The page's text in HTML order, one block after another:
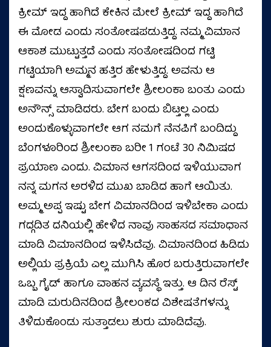
ಕ್ರೀಮ್ ಇದ್ದ ಹಾಗಿದೆ ಕೇಕಿನ ಮೇಲೆ ಕ್ರೀಮ್ ಇದ್ದ ಹಾಗಿದೆ
ಈ ಮೋಡ ಎಂದು ಸಂತೋಷಪಡುತ್ತಿದ್ದ. ನಮ್ಮ ವಿಮಾನ
ಆಕಾಶ ಮುಟ್ಟುತ್ತದೆ ಎಂದು ಸಂತೋಷದಿಂದ ಗಟ್ಟಿ
ಗಟ್ಟಿಯಾಗಿ ಅಮ್ಮನ ಹತ್ತಿರ ಹೇಳುತ್ತಿದ್ದ. ಅವನು ಆ
ಕ್ಷಣವನ್ನು ಆಸ್ವಾದಿಸುವಾಗಲೇ ಶ್ರೀಲಂಕಾ ಬಂತು ಎಂದು
ಅನೌನ್ಸ್ ಮಾಡಿದರು. ಬೇಗ ಬಂದು ಬಿಟ್ತಲ್ಲ ಎಂದು
ಅಂದುಕೊಳ್ಳುವಾಗಲೇ ಆಗ ನಮಗೆ ನೆನಪಿಗೆ ಬಂದಿದ್ದು
ಬೆಂಗಳೂರಿಂದ ಶ್ರೀಲಂಕಾ ಬರೀ 1 ಗಂಟೆ 30 ನಿಮಿಷದ
ಪ್ರಯಾಣ ಎಂದು. ವಿಮಾನ ಆಗಸದಿಂದ ಇಳಿಯುವಾಗ
ನನ್ನ ಮಗನ ಅರಳಿದ ಮುಖ ಬಾಡಿದ ಹಾಗೆ ಆಯಿತು.
ಅಮ್ಮ ಅಪ್ಪ ಇಷ್ಟು ಬೇಗ ವಿಮಾನದಿಂದ ಇಳಿಬೇಕಾ ಎಂದು
ಗದ್ಗದಿತ ದನಿಯಲ್ಲಿ ಹೇಳಿದ ನಾವು ಸಾಹಸದ ಸಮಾಧಾನ
ಮಾಡಿ ವಿಮಾನದಿಂದ ಇಳಿಸಿದೆವು. ವಿಮಾನದಿಂದ ಹಿಡಿದು
ಅಲ್ಲಿಯ ಪ್ರಕ್ರಿಯೆ ಎಲ್ಲ ಮುಗಿಸಿ ಹೊರ ಬರುತ್ತಿರುವಾಗಲೇ
ಒಬ್ಬ ಗೈಡ್ ಹಾಗೂ ವಾಹನ ವ್ಯವಸ್ಥೆ ಇತ್ತು. ಆ ದಿನ ರೆಸ್ಟ್
ಮಾಡಿ ಮರುದಿನದಿಂದ ಶ್ರೀಲಂಕದ ವಿಶೇಷತೆಗಳನ್ನು
ತಿಳಿದುಕೊಂಡು ಸುತ್ತಾಡಲು ಶುರು ಮಾಡಿದೆವು.